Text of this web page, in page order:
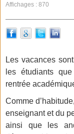
Affichages : 870
Les vacances
les étudiants
rentrée
Comme
enseignant et du
ainsi que les